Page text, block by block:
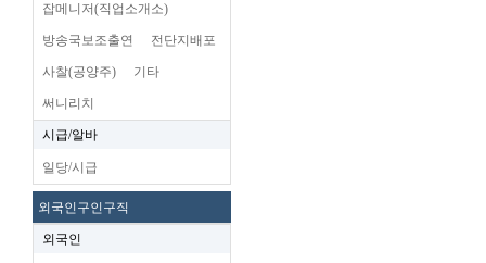
잡메니저(직업소개소)
방송국보조출연 전단지배포
사찰(공양주) 기타
써니리치
시급/알바
일당/시급
외국인구인구직
외국인